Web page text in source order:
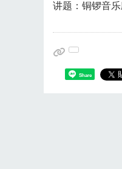
讲题：铜锣音
Share